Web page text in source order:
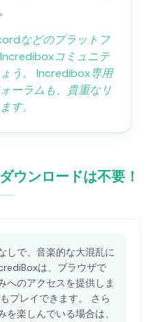
などのプラットフ
コミュニテ
う。 Incredibox専用
ーラムも、貴重なリ
す。
ウンロードは不要！
しで、音楽的な大混乱に
は、ブラウザで
へのアクセスを提供しま
プレイできます。 さら
楽しんでいる場合は、